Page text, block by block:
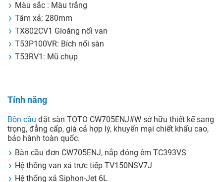
Màu sắc : Màu trắng
Tâm xả: 280mm
TX802CV1 Gioăng nối van
T53P100VR: Bích nối sàn
T53RV1: Mũ chụp
Tính năng
Bồn cầu đặt sàn TOTO CW705ENJ#W sở hữu thiết kế sang
trọng, đẳng cấp, giá cả hợp lý, khuyến mại chiết khấu cao,
bảo hành toàn quốc.
Bàn cầu đơn CW705ENJ, nắp đóng êm TC393VS
Hệ thống van xả trực tiếp TV150NSV7J
Hệ thống xả Siphon-Jet 6L